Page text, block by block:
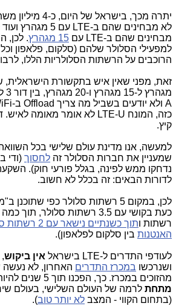
יתרה מכך, בישראל
מבחינים שהם ב-LTE עם
15 מגהרץ
. לכן,
למפעילי הסלולר שלהם (סלקום, פלאפון וכל
הרוכבים על הרשתות הסלולריות הללו,
קיץ.
למעשה, אנו מדינת עולם שלישי בכל
שמעניין את חברות הסלולר זה לחסוך (ודי
נדחקו ממש לפינה, בגלל פורעי חוק).
לדורות הבאים: זה בכלל לא חשוב.
לכן, במקום 5 רשתות סלולר כפי
רשתות ותוך כשנתיים נישאר עם 2 רשתות סלולר
האנטנות בין סלקום לפלאפון).
לעודפי התדרים ל-LTE בישראל אין ביקוש
ושנרכשו במכרז התדרים האחרון, לא נעשה
מהזוכים במכרז. כך, הפכנו תוך 5 שנים להיות מדינה מפגרת
מתחת לרמה של העולם השלישי, בעולם
(בתחום הקווי - המצב לא יותר טוב).